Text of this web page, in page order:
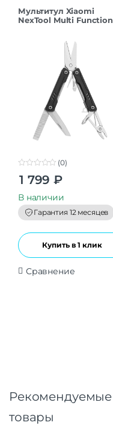
Мультитул Xiaomi
NexTool Multi Function
t
o
f
5
(0)
1 799 ₽
В наличии
Гарантия 12 месяцев
Купить в 1 клик
Сравнение
Рекомендуемые
товары